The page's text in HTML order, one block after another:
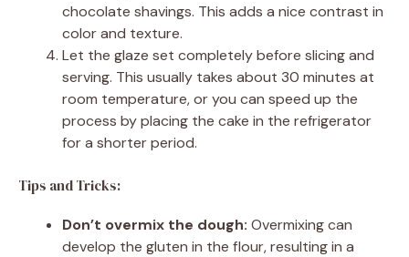
chocolate shavings. This adds a nice contrast in
color and texture.
Let the glaze set completely before slicing and
serving. This usually takes about 30 minutes at
room temperature, or you can speed up the
process by placing the cake in the refrigerator
for a shorter period.
Tips and Tricks:
Don’t overmix the dough: Overmixing can
develop the gluten in the flour, resulting in a